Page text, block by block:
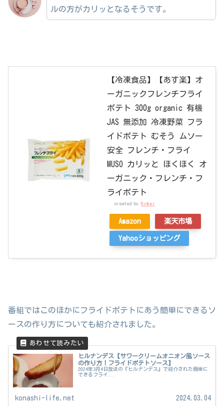
ルの方がカリッとなるそうです。
【冷凍食品】【あす楽】オ
ーガニックフレンチフライ
ポテト 300g organic 有機
JAS 無添加 冷凍野菜 フラ
イドポテト むそう ムソー
安全 フレンチ・フライ
MUSO カリッと ほくほく オ
ーガニック・フレンチ・フ
ライポテト
created by Rinker
Amazon 楽天市場
Yahooショッピング
番組ではこのほかにフライドポテトにあう簡単にできるソ
ースの作り方についても紹介されました。
ヒルナンデス【サワークリームオニオン風ソース
の作り方！フライドポテトソース】
2024年3月4日放送の『ヒルナンデス』で紹介された簡単に
できるフライ...
konashi-life.net 2024.03.04